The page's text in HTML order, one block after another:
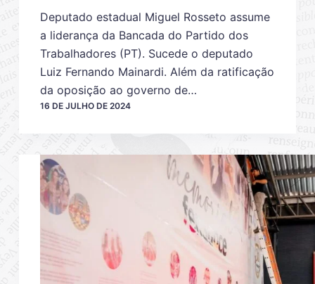
Deputado estadual Miguel Rosseto assume
a liderança da Bancada do Partido dos
Trabalhadores (PT). Sucede o deputado
Luiz Fernando Mainardi. Além da ratificação
da oposição ao governo de…
16 DE JULHO DE 2024